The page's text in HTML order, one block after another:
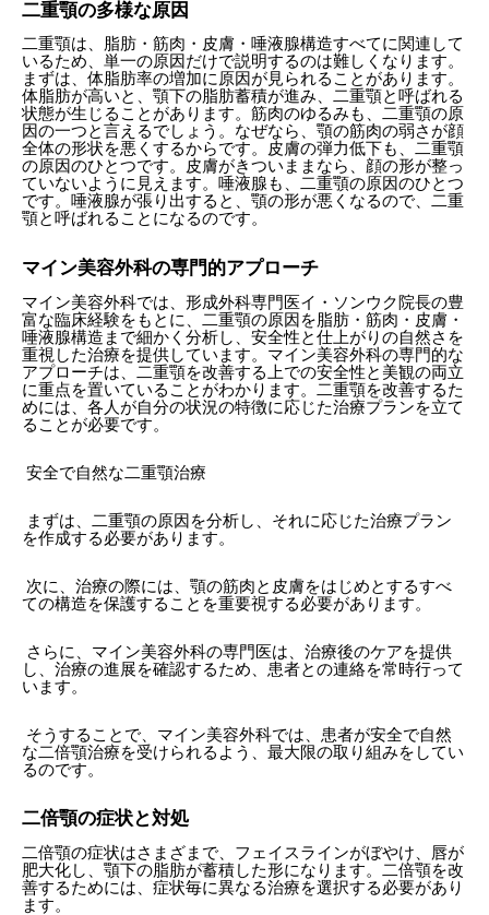
二重顎の多様な原因
二重顎は、脂肪・筋肉・皮膚・唾液腺構造すべてに関連して
いるため、単一の原因だけで説明するのは難しくなります。
まずは、体脂肪率の増加に原因が見られることがあります。
体脂肪が高いと、顎下の脂肪蓄積が進み、二重顎と呼ばれる
状態が生じることがあります。筋肉のゆるみも、二重顎の原
因の一つと言えるでしょう。なぜなら、顎の筋肉の弱さが顔
全体の形状を悪くするからです。皮膚の弾力低下も、二重顎
の原因のひとつです。皮膚がきついままなら、顔の形が整っ
ていないように見えます。唾液腺も、二重顎の原因のひとつ
です。唾液腺が張り出すると、顎の形が悪くなるので、二重
顎と呼ばれることになるのです。
マイン美容外科の専門的アプローチ
マイン美容外科では、形成外科専門医イ・ソンウク院長の豊
富な臨床経験をもとに、二重顎の原因を脂肪・筋肉・皮膚・
唾液腺構造まで細かく分析し、安全性と仕上がりの自然さを
重視した治療を提供しています。マイン美容外科の専門的な
アプローチは、二重顎を改善する上での安全性と美観の両立
に重点を置いていることがわかります。二重顎を改善するた
めには、各人が自分の状況の特徴に応じた治療プランを立て
ることが必要です。
安全で自然な二重顎治療
まずは、二重顎の原因を分析し、それに応じた治療プラン
を作成する必要があります。
次に、治療の際には、顎の筋肉と皮膚をはじめとするすべ
ての構造を保護することを重要視する必要があります。
さらに、マイン美容外科の専門医は、治療後のケアを提供
し、治療の進展を確認するため、患者との連絡を常時行って
います。
そうすることで、マイン美容外科では、患者が安全で自然
な二倍顎治療を受けられるよう、最大限の取り組みをしてい
るのです。
二倍顎の症状と対処
二倍顎の症状はさまざまで、フェイスラインがぼやけ、唇が
肥大化し、顎下の脂肪が蓄積した形になります。二倍顎を改
善するためには、症状毎に異なる治療を選択する必要があり
ます。